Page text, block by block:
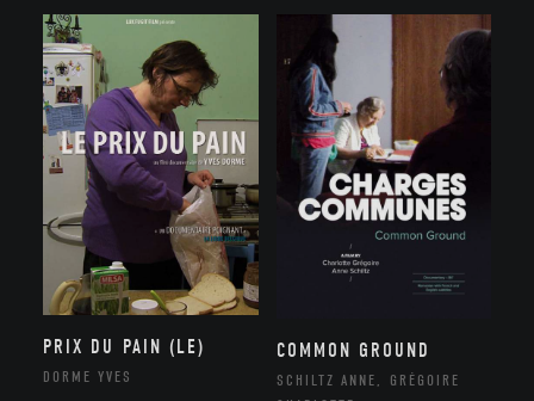
PRIX DU PAIN (LE)
DORME YVES
COMMON GROUND
SCHILTZ ANNE, GRÉGOIRE